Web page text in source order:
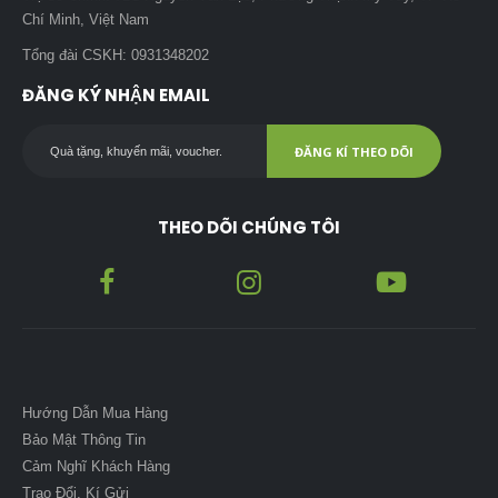
Chí Minh, Việt Nam
Tổng đài CSKH: 0931348202
ĐĂNG KÝ NHẬN EMAIL
ĐĂNG KÍ THEO DÕI
THEO DÕI CHÚNG TÔI
Hướng Dẫn Mua Hàng
Bảo Mật Thông Tin
Cảm Nghĩ Khách Hàng
Trao Đổi, Kí Gửi